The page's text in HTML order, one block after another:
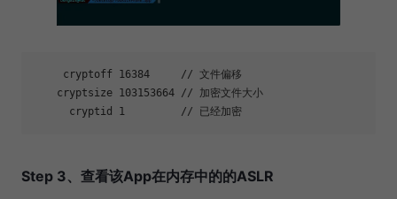
     cryptoff 16384     // 文件偏移
    cryptsize 103153664 // 加密文件大小
Step 3、查看该App在内存中的的ASLR